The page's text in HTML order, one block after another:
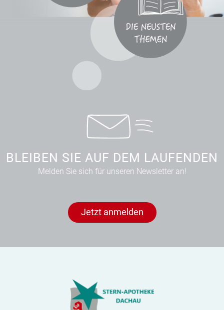
BLEIBEN SIE AUF DEM LAUFENDEN
Melden Sie sich für unseren Newsletter an!
Jetzt anmelden